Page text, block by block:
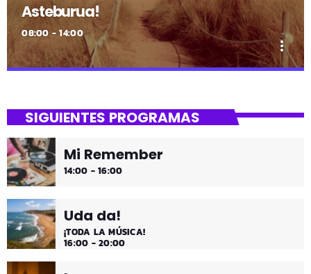
Asteburua!
08:00 - 14:00
more_vert
¡Es fin de semana!
¡Música y más música los fines de semana!
SIGUIENTES PROGRAMAS
Mi Remember
14:00 - 16:00
Uda da!
¡TODA LA MÚSICA!
16:00 - 20:00